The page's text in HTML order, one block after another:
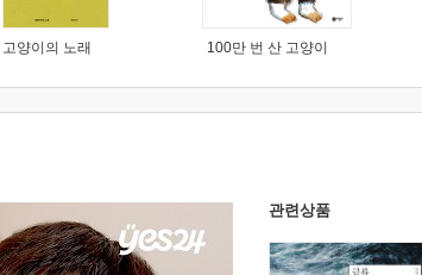
고양이의 노래 100만 번 산 고양이
관련상품